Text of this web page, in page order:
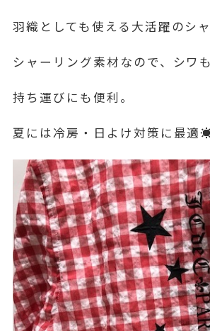
羽織としても使える大活躍のシ
シャーリング素材なので、シワ
持ち運びにも便利。
夏には冷房・日よけ対策に最適